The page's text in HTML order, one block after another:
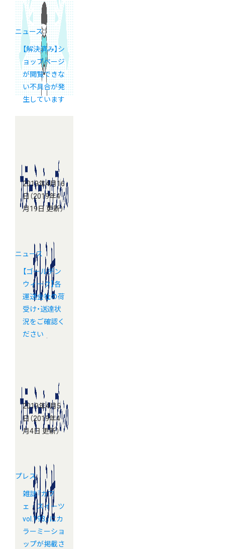
ニュース
【解決済み】シ
ョップページ
が閲覧できな
い不具合が発
生しています
2019年4月16
日 （2019年4
月19日 更新）
ニュース
【ゴールデン
ウィーク】各
運送会社の荷
受け・送達状
況をご確認く
ださい
2019年4月5
日 （2019年4
月4日 更新）
プレス
雑誌『カフ
ェ‐スイーツ
vol.193』にカ
ラーミーショ
ップが掲載さ